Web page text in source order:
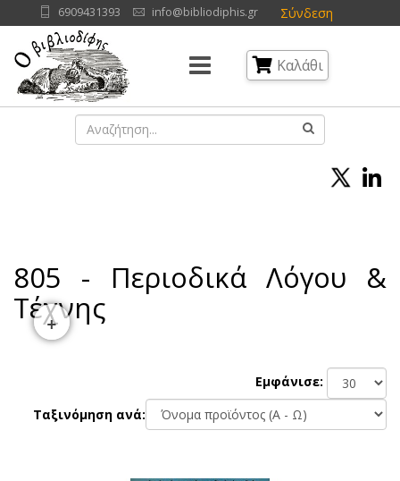
Σύνδεση
6909431393 info@bibliodiphis.gr
Καλάθι
805 - Περιοδικά Λόγου &
Τέχνης
Εμφάνισε:
Ταξινόμηση ανά:
+